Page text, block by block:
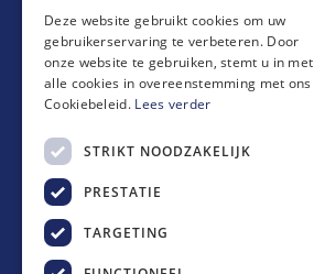
Deze website gebruikt cookies om uw
gebruikerservaring te verbeteren. Door
onze website te gebruiken, stemt u in met
alle cookies in overeenstemming met ons
Cookiebeleid. Lees verder
STRIKT NOODZAKELIJK
PRESTATIE
TARGETING